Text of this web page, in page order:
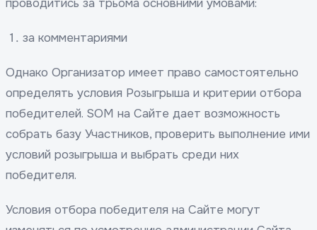
проводитись за трьома основними умовами:
за комментариями
Однако Организатор имеет право самостоятельно
определять условия Розыгрыша и критерии отбора
победителей. SOM на Сайте дает возможность
собрать базу Участников, проверить выполнение ими
условий розыгрыша и выбрать среди них
победителя.
Условия отбора победителя на Сайте могут